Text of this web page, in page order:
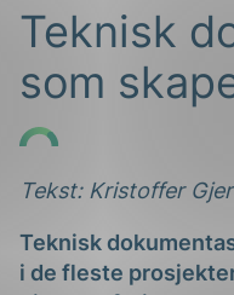
Teknisk
som
Tekst: Kristoffer
Teknisk
i de fleste